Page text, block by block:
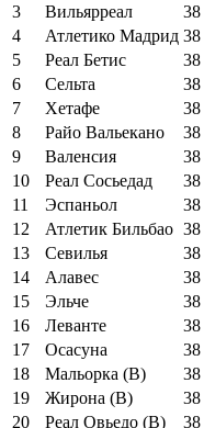
3
Вильярреал 38
4
Атлетико Мадрид 38
5
Реал Бетис 38
6
Сельта 38
7
Хетафе 38
8
Райо Вальекано 38
9
Валенсия 38
10
Реал Сосьедад 38
11
Эспаньол 38
12
Атлетик Бильбао 38
13
Севилья 38
14
Алавес 38
15
Эльче 38
16
Леванте 38
17
Осасуна 38
18
Мальорка (В) 38
19
Жирона (В) 38
20
Реал Овьедо (В) 38